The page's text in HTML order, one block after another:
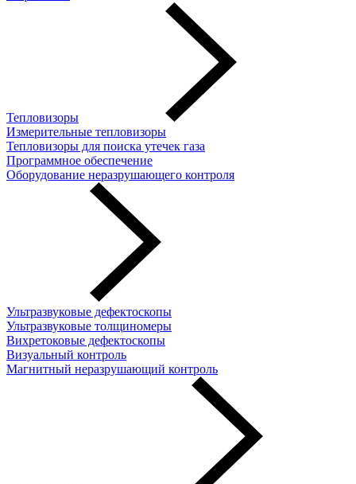
Тепловизоры
Измерительные тепловизоры
Тепловизоры для поиска утечек газа
Программное обеспечение
Оборудование неразрушающего контроля
Ультразвуковые дефектоскопы
Ультразвуковые толщиномеры
Вихретоковые дефектоскопы
Визуальный контроль
Магнитный неразрушающий контроль